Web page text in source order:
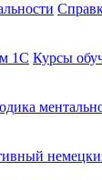
1С Курсы